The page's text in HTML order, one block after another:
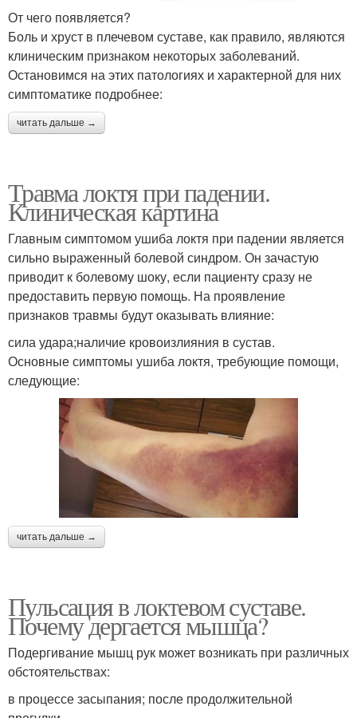
От чего появляется?
Боль и хруст в плечевом суставе, как правило, являются
клиническим признаком некоторых заболеваний.
Остановимся на этих патологиях и характерной для них
симптоматике подробнее:
читать дальше →
Травма локтя при падении.
Клиническая картина
Главным симптомом ушиба локтя при падении является
сильно выраженный болевой синдром. Он зачастую
приводит к болевому шоку, если пациенту сразу не
предоставить первую помощь. На проявление
признаков травмы будут оказывать влияние:
сила удара;наличие кровоизлияния в сустав.
Основные симптомы ушиба локтя, требующие помощи,
следующие:
читать дальше →
Пульсация в локтевом суставе.
Почему дергается мышца?
Подергивание мышц рук может возникать при различных
обстоятельствах:
в процессе засыпания; после продолжительной